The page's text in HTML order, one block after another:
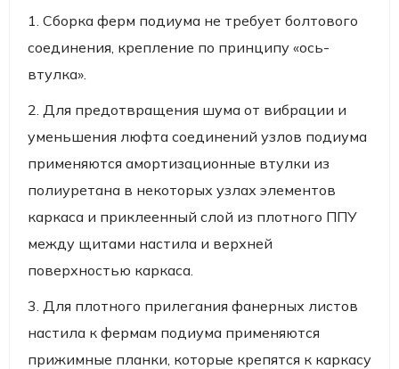
1. Сборка ферм подиума не требует болтового
соединения, крепление по принципу «ось-
втулка».
2. Для предотвращения шума от вибрации и
уменьшения люфта соединений узлов подиума
применяются амортизационные втулки из
полиуретана в некоторых узлах элементов
каркаса и приклеенный слой из плотного ППУ
между щитами настила и верхней
поверхностью каркаса.
3. Для плотного прилегания фанерных листов
настила к фермам подиума применяются
прижимные планки, которые крепятся к каркасу